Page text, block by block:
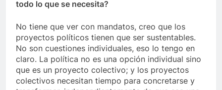
todo lo que se necesita?
No tiene que ver con mandatos, creo que los
proyectos políticos tienen que ser sustentables.
No son cuestiones individuales, eso lo tengo en
claro. La política no es una opción individual sino
que es un proyecto colectivo; y los proyectos
colectivos necesitan tiempo para concretarse y